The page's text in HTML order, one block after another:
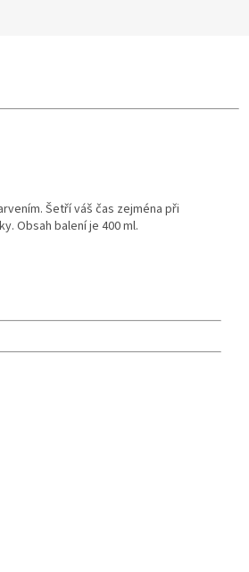
Šetří váš čas zejména při
Obsah balení je 400 ml.